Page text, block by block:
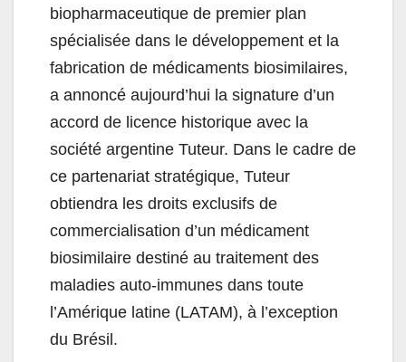
biopharmaceutique de premier plan
spécialisée dans le développement et la
fabrication de médicaments biosimilaires,
a annoncé aujourd’hui la signature d’un
accord de licence historique avec la
société argentine Tuteur. Dans le cadre de
ce partenariat stratégique, Tuteur
obtiendra les droits exclusifs de
commercialisation d’un médicament
biosimilaire destiné au traitement des
maladies auto-immunes dans toute
l’Amérique latine (LATAM), à l’exception
du Brésil.